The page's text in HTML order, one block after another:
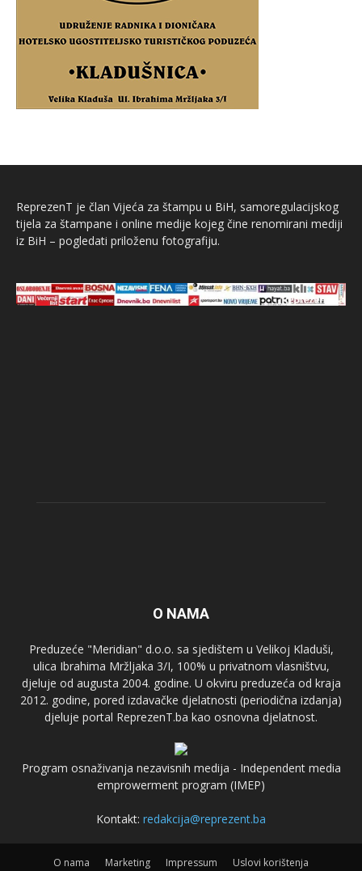
ReprezenT je član Vijeća za štampu u BiH, samoregulacijskog
tijela za štampane i online medije kojeg čine renomirani mediji
iz BiH – pogledati priloženu fotografiju.
O NAMA
Preduzeće "Meridian" d.o.o. sa sjedištem u Velikoj Kladuši,
ulica Ibrahima Mržljaka 3/I, 100% u privatnom vlasništvu,
djeluje od augusta 2004. godine. U okviru preduzeća od kraja
2012. godine, pored izdavačke djelatnosti (periodična izdanja)
djeluje portal ReprezenT.ba kao osnovna djelatnost.
Program osnaživanja nezavisnih medija - Independent media
emprowerment program (IMEP)
Kontakt: redakcija@reprezent.ba
O nama Marketing Impressum Uslovi korištenja